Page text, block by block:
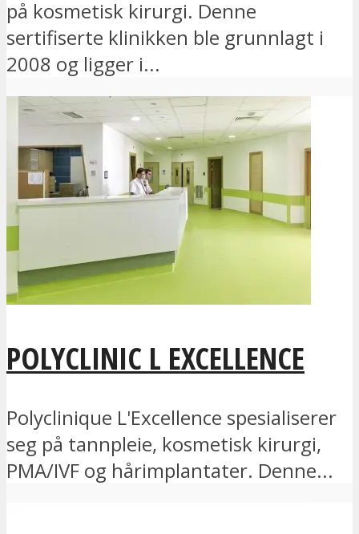
på kosmetisk kirurgi. Denne
sertifiserte klinikken ble grunnlagt i
2008 og ligger i...
POLYCLINIC L EXCELLENCE
Polyclinique L'Excellence spesialiserer
seg på tannpleie, kosmetisk kirurgi,
PMA/IVF og hårimplantater. Denne...